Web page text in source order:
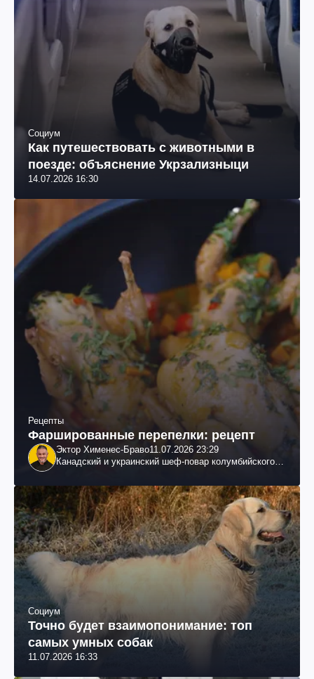
Социум
Как путешествовать с животными в
поезде: объяснение Укрзализныци
14.07.2026 16:30
Рецепты
Фаршированные перепелки: рецепт
Эктор Хименес-Браво11.07.2026 23:29
Канадский и украинский шеф-повар колумбийского
Социум
Точно будет взаимопонимание: топ
самых умных собак
11.07.2026 16:33